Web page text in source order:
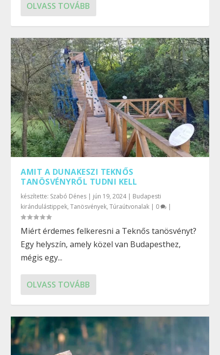
OLVASS TOVÁBB
AMIT A DUNAKESZI TEKNŐS
TANÖSVÉNYRŐL TUDNI KELL
készítette: Szabó Dénes | jún 19, 2024| Budapesti
kirándulástippek,Tanösvények,Túraútvonalak | 0 |
Miért érdemes felkeresni a Teknős tanösvényt?
Egy helyszín, amely közel van Budapesthez,
mégis egy...
OLVASS TOVÁBB